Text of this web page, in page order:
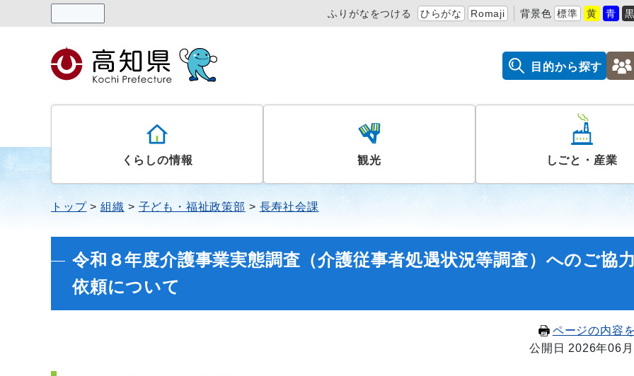
ふりがなをつける ひらがな Romaji 背景色 標準 黄 青
目的から探す
くらしの情報 観光 しごと・産業
トップ 組織 子ども・福祉政策部 長寿社会課
令和８年度介護事業実態調査（介護従事者処遇状況等調査）へのご協
依頼について
ページの内容
公開日 2026年06